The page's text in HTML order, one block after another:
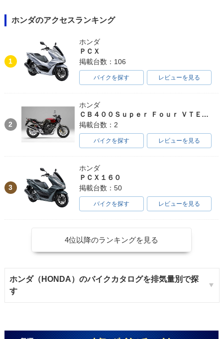
ホンダのアクセスランキング
1
ホンダ
ＰＣＸ
掲載台数：106
バイクを探す レビューを見る
2
ホンダ
ＣＢ４００Ｓｕｐｅｒ Ｆｏｕｒ ＶＴＥＣ ＳＰＥＣ３
掲載台数：2
バイクを探す レビューを見る
3
ホンダ
ＰＣＸ１６０
掲載台数：50
バイクを探す レビューを見る
4位以降のランキングを見る
ホンダ（HONDA）のバイクカタログを排気量別で探
す